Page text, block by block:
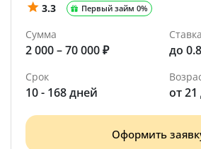
3.3 Первый займ 0%
Сумма
2 000 – 70 000 ₽
Ставка
до
Срок
10 - 168 дней от 21
Оформить